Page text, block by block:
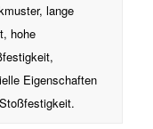
lange
hohe
Eigenschaften